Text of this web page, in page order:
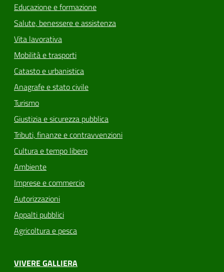
Educazione e formazione
Salute, benessere e assistenza
Vita lavorativa
Mobilità e trasporti
Catasto e urbanistica
Anagrafe e stato civile
Turismo
Giustizia e sicurezza pubblica
Tributi, finanze e contravvenzioni
Cultura e tempo libero
Ambiente
Imprese e commercio
Autorizzazioni
Appalti pubblici
Agricoltura e pesca
VIVERE GALLIERA